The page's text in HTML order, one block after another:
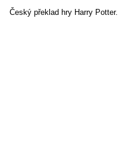
Český překlad hry Harry Potter.